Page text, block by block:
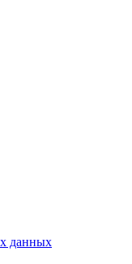
данных